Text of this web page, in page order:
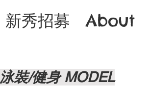
新秀招募 About
泳裝/健身 MODEL